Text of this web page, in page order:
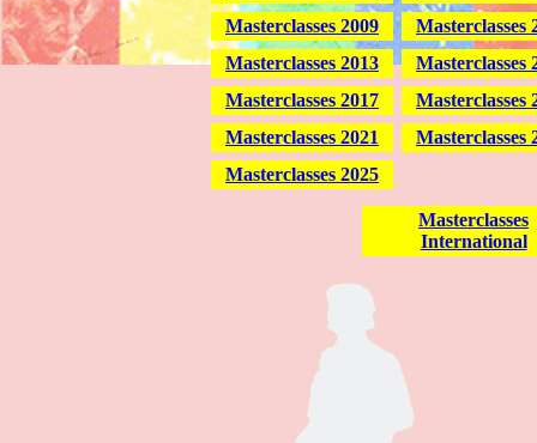
Masterclasses 2009
Masterclasses
Masterclasses 2013
Masterclasses
Masterclasses 2017
Masterclasses
Masterclasses 2021
Masterclasses
Masterclasses 2025
Masterclasses
International